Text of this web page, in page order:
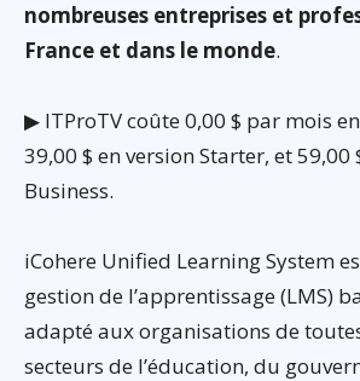
nombreuses entreprises et
France et dans le monde.
▶ ITProTV coûte 0,00 $ par mois
39,00 $ en version Starter, et 59,00
Business.
iCohere Unified Learning System
gestion de l’apprentissage (LMS)
adapté aux organisations de
secteurs de l’éducation, du